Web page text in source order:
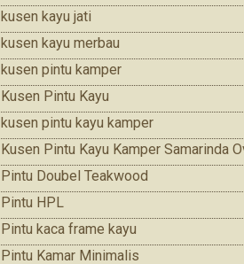
kusen kayu jati
kusen kayu merbau
kusen pintu kamper
Kusen Pintu Kayu
kusen pintu kayu kamper
Kusen Pintu Kayu Kamper Samarinda
Pintu Doubel Teakwood
Pintu HPL
Pintu kaca frame kayu
Pintu Kamar Minimalis